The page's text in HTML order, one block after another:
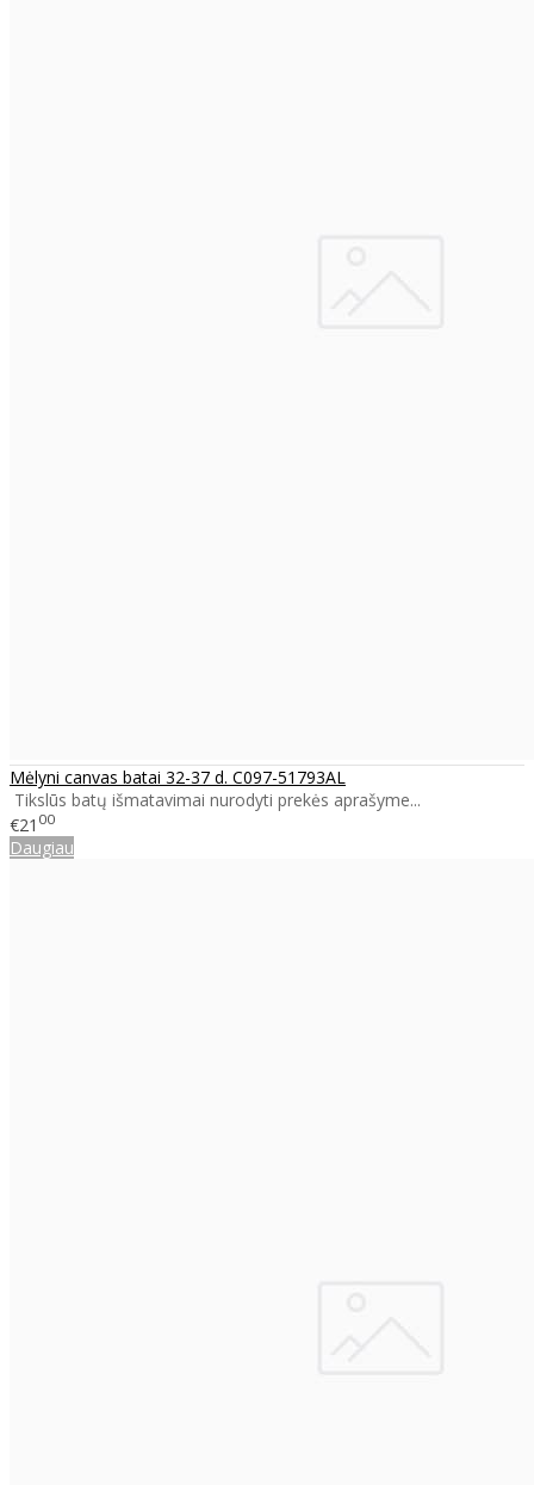
Mėlyni canvas batai 32-37 d. C097-51793AL
Tikslūs batų išmatavimai nurodyti prekės aprašyme...
€21 00
Daugiau